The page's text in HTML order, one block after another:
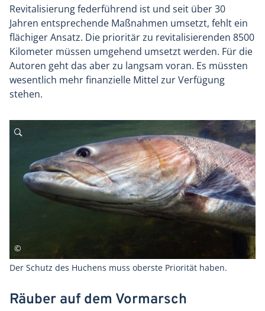
Revitalisierung federführend ist und seit über 30
Jahren entsprechende Maßnahmen umsetzt, fehlt ein
flächiger Ansatz. Die prioritär zu revitalisierenden 8500
Kilometer müssen umgehend umsetzt werden. Für die
Autoren geht das aber zu langsam voran. Es müssten
wesentlich mehr finanzielle Mittel zur Verfügung
stehen.
Der Schutz des Huchens muss oberste Priorität haben.
Räuber auf dem Vormarsch